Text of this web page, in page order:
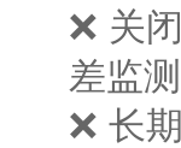
❌ 关
差监
❌ 长